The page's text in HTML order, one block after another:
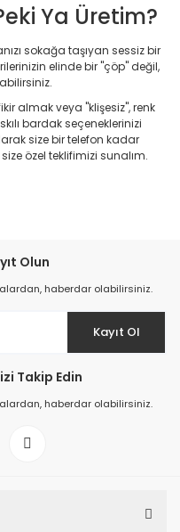
Ya Üretim?
sokağa taşıyan sessiz bir
elinde bir "çöp" değil,
almak veya "klişesiz", renk
bardak seçeneklerinizi
size bir telefon kadar
size özel teklifimizi sunalım.
Olun
haberdar olabilirsiniz.
Kayıt Ol
Takip Edin
haberdar olabilirsiniz.